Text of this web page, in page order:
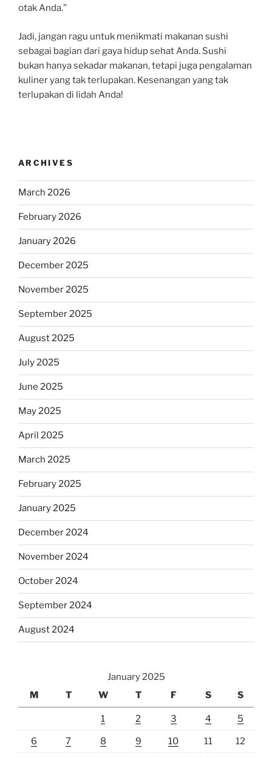
otak Anda.”
Jadi, jangan ragu untuk menikmati makanan sushi
sebagai bagian dari gaya hidup sehat Anda. Sushi
bukan hanya sekadar makanan, tetapi juga pengalaman
kuliner yang tak terlupakan. Kesenangan yang tak
terlupakan di lidah Anda!
ARCHIVES
March 2026
February 2026
January 2026
December 2025
November 2025
September 2025
August 2025
July 2025
June 2025
May 2025
April 2025
March 2025
February 2025
January 2025
December 2024
November 2024
October 2024
September 2024
August 2024
January 2025
M
T W T F S S
1 2 3 4 5
6 7 8 9 10 11 12